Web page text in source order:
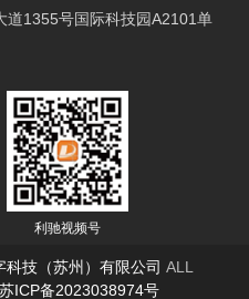
道1355号国际科技园A2101单
利驰视频号
科技（苏州）有限公司 ALL
苏ICP备2023038974号